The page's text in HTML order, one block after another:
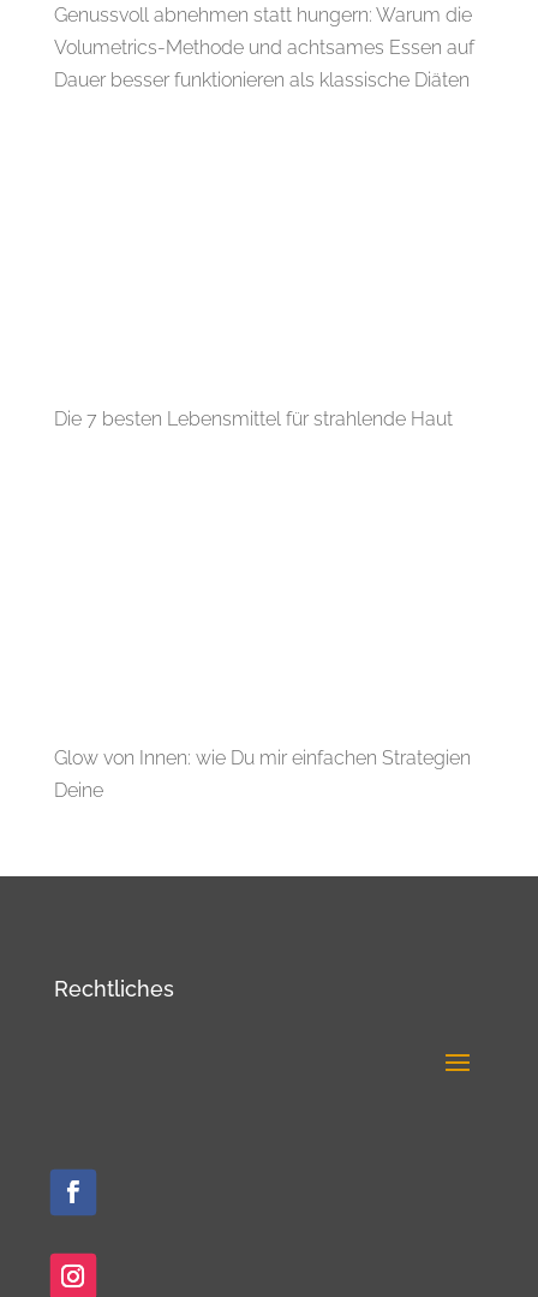
Genussvoll abnehmen statt hungern: Warum die
Volumetrics-Methode und achtsames Essen auf
Dauer besser funktionieren als klassische Diäten
Die 7 besten Lebensmittel für strahlende Haut
Glow von Innen: wie Du mir einfachen Strategien
Deine
Rechtliches